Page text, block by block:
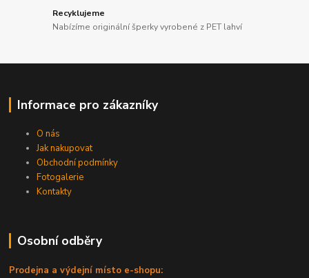
Recyklujeme
Nabízíme originální šperky vyrobené z PET lahví
Informace pro zákazníky
O nás
Jak nakupovat
Obchodní podmínky
Fotogalerie
Kontakty
Osobní odběry
Prodejna a výdejní místo e-shopu: